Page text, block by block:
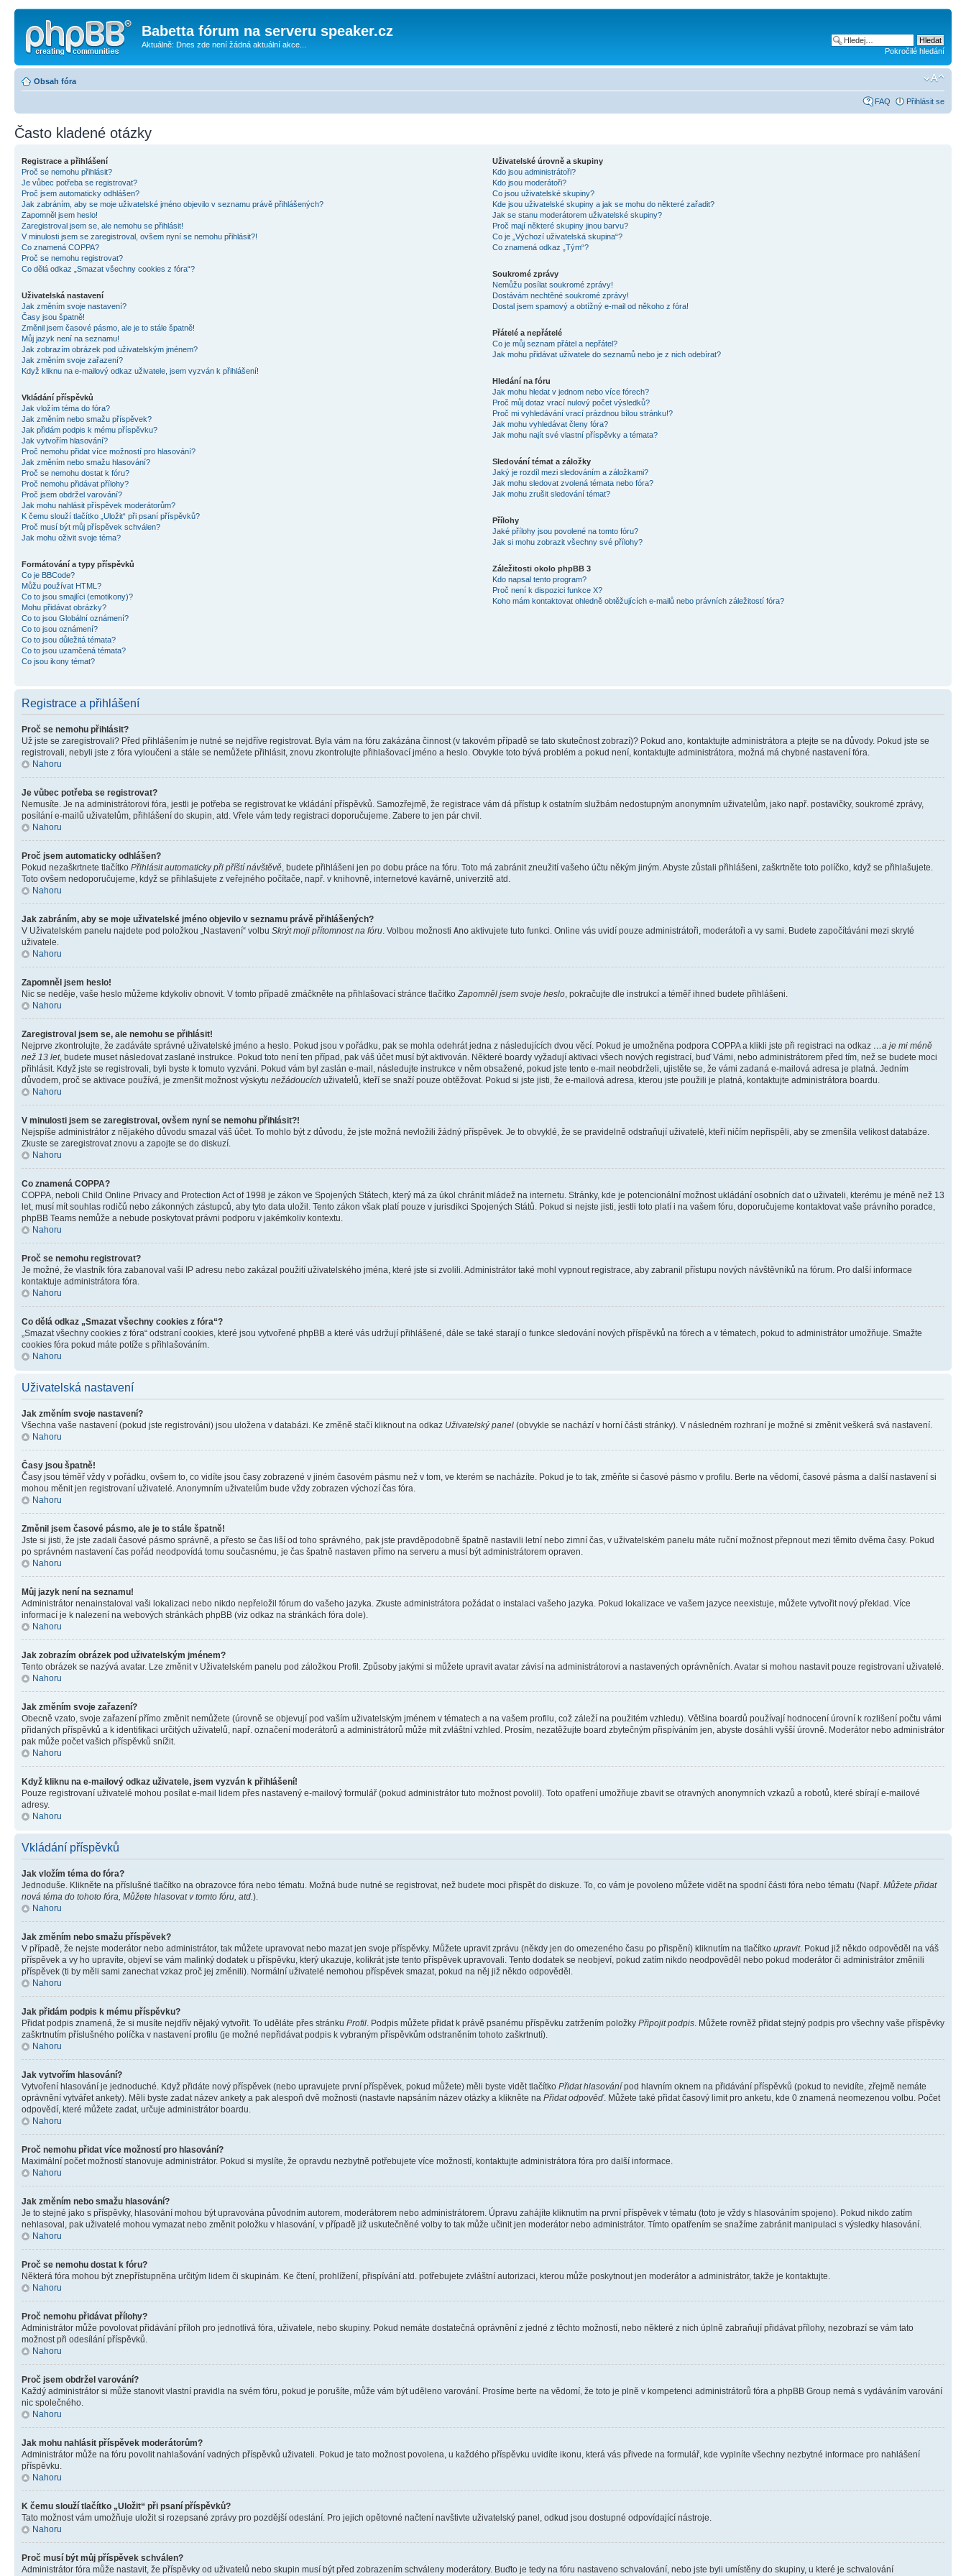
Babetta fórum na serveru speaker.cz
Aktuálně: Dnes zde není žádná aktuální akce...
Pokročilé hledání
Obsah fóra
FAQ Přihlásit se
Často kladené otázky
Registrace a přihlášení
Proč se nemohu přihlásit?
Je vůbec potřeba se registrovat?
Proč jsem automaticky odhlášen?
Jak zabráním, aby se moje uživatelské jméno objevilo v seznamu právě přihlášených?
Zapomněl jsem heslo!
Zaregistroval jsem se, ale nemohu se přihlásit!
V minulosti jsem se zaregistroval, ovšem nyní se nemohu přihlásit?!
Co znamená COPPA?
Proč se nemohu registrovat?
Co dělá odkaz „Smazat všechny cookies z fóra“?
Uživatelská nastavení
Jak změním svoje nastavení?
Časy jsou špatně!
Změnil jsem časové pásmo, ale je to stále špatně!
Můj jazyk není na seznamu!
Jak zobrazím obrázek pod uživatelským jménem?
Jak změním svoje zařazení?
Když kliknu na e-mailový odkaz uživatele, jsem vyzván k přihlášení!
Vkládání příspěvků
Jak vložím téma do fóra?
Jak změním nebo smažu příspěvek?
Jak přidám podpis k mému příspěvku?
Jak vytvořím hlasování?
Proč nemohu přidat více možností pro hlasování?
Jak změním nebo smažu hlasování?
Proč se nemohu dostat k fóru?
Proč nemohu přidávat přílohy?
Proč jsem obdržel varování?
Jak mohu nahlásit příspěvek moderátorům?
K čemu slouží tlačítko „Uložit“ při psaní příspěvků?
Proč musí být můj příspěvek schválen?
Jak mohu oživit svoje téma?
Formátování a typy příspěvků
Co je BBCode?
Můžu používat HTML?
Co to jsou smajlíci (emotikony)?
Mohu přidávat obrázky?
Co to jsou Globální oznámení?
Co to jsou oznámení?
Co to jsou důležitá témata?
Co to jsou uzamčená témata?
Co jsou ikony témat?
Uživatelské úrovně a skupiny
Kdo jsou administrátoři?
Kdo jsou moderátoři?
Co jsou uživatelské skupiny?
Kde jsou uživatelské skupiny a jak se mohu do některé zařadit?
Jak se stanu moderátorem uživatelské skupiny?
Proč mají některé skupiny jinou barvu?
Co je „Výchozí uživatelská skupina“?
Co znamená odkaz „Tým“?
Soukromé zprávy
Nemůžu posílat soukromé zprávy!
Dostávám nechtěné soukromé zprávy!
Dostal jsem spamový a obtížný e-mail od někoho z fóra!
Přátelé a nepřátelé
Co je můj seznam přátel a nepřátel?
Jak mohu přidávat uživatele do seznamů nebo je z nich odebírat?
Hledání na fóru
Jak mohu hledat v jednom nebo více fórech?
Proč můj dotaz vrací nulový počet výsledků?
Proč mi vyhledávání vrací prázdnou bílou stránku!?
Jak mohu vyhledávat členy fóra?
Jak mohu najít své vlastní příspěvky a témata?
Sledování témat a záložky
Jaký je rozdíl mezi sledováním a záložkami?
Jak mohu sledovat zvolená témata nebo fóra?
Jak mohu zrušit sledování témat?
Přílohy
Jaké přílohy jsou povolené na tomto fóru?
Jak si mohu zobrazit všechny své přílohy?
Záležitosti okolo phpBB 3
Kdo napsal tento program?
Proč není k dispozici funkce X?
Koho mám kontaktovat ohledně obtěžujících e-mailů nebo právních záležitostí fóra?
Registrace a přihlášení
Proč se nemohu přihlásit?
Už jste se zaregistrovali? Před přihlášením je nutné se nejdříve registrovat. Byla vám na fóru zakázána činnost (v takovém případě se tato skutečnost zobrazí)? Pokud ano, kontaktujte administrátora a ptejte se na důvody. Pokud jste se
registrovali, nebyli jste z fóra vyloučeni a stále se nemůžete přihlásit, znovu zkontrolujte přihlašovací jméno a heslo. Obvykle toto bývá problém a pokud není, kontaktujte administrátora, možná má chybné nastavení fóra.
Nahoru
Je vůbec potřeba se registrovat?
Nemusíte. Je na administrátorovi fóra, jestli je potřeba se registrovat ke vkládání příspěvků. Samozřejmě, že registrace vám dá přístup k ostatním službám nedostupným anonymním uživatelům, jako např. postavičky, soukromé zprávy,
posílání e-mailů uživatelům, přihlášení do skupin, atd. Vřele vám tedy registraci doporučujeme. Zabere to jen pár chvil.
Nahoru
Proč jsem automaticky odhlášen?
Pokud nezaškrtnete tlačítko Přihlásit automaticky při příští návštěvě , budete přihlášeni jen po dobu práce na fóru. Toto má zabránit zneužití vašeho účtu někým jiným. Abyste zůstali přihlášeni, zaškrtněte toto políčko, když se přihlašujete.
Toto ovšem nedoporučujeme, když se přihlašujete z veřejného počítače, např. v knihovně, internetové kavárně, univerzitě atd.
Nahoru
Jak zabráním, aby se moje uživatelské jméno objevilo v seznamu právě přihlášených?
V Uživatelském panelu najdete pod položkou „Nastavení“ volbu Skrýt moji přítomnost na fóru . Volbou možnosti Ano aktivujete tuto funkci. Online vás uvidí pouze administrátoři, moderátoři a vy sami. Budete započítáváni mezi skryté
uživatele.
Nahoru
Zapomněl jsem heslo!
Nic se neděje, vaše heslo můžeme kdykoliv obnovit. V tomto případě zmáčkněte na přihlašovací stránce tlačítko Zapomněl jsem svoje heslo , pokračujte dle instrukcí a téměř ihned budete přihlášeni.
Nahoru
Zaregistroval jsem se, ale nemohu se přihlásit!
Nejprve zkontrolujte, že zadáváte správné uživatelské jméno a heslo. Pokud jsou v pořádku, pak se mohla odehrát jedna z následujících dvou věcí. Pokud je umožněna podpora COPPA a klikli jste při registraci na odkaz …a je mi méně
než 13 let, budete muset následovat zaslané instrukce. Pokud toto není ten případ, pak váš účet musí být aktivován. Některé boardy vyžadují aktivaci všech nových registrací, buď Vámi, nebo administrátorem před tím, než se budete moci
přihlásit. Když jste se registrovali, byli byste k tomuto vyzváni. Pokud vám byl zaslán e-mail, následujte instrukce v něm obsažené, pokud jste tento e-mail neobdrželi, ujistěte se, že vámi zadaná e-mailová adresa je platná. Jedním
důvodem, proč se aktivace používá, je zmenšit možnost výskytu nežádoucích uživatelů, kteří se snaží pouze obtěžovat. Pokud si jste jisti, že e-mailová adresa, kterou jste použili je platná, kontaktujte administrátora boardu.
Nahoru
V minulosti jsem se zaregistroval, ovšem nyní se nemohu přihlásit?!
Nejspíše administrátor z nějakého důvodu smazal váš účet. To mohlo být z důvodu, že jste možná nevložili žádný příspěvek. Je to obvyklé, že se pravidelně odstraňují uživatelé, kteří ničím nepřispěli, aby se zmenšila velikost databáze.
Zkuste se zaregistrovat znovu a zapojte se do diskuzí.
Nahoru
Co znamená COPPA?
COPPA, neboli Child Online Privacy and Protection Act of 1998 je zákon ve Spojených Státech, který má za úkol chránit mládež na internetu. Stránky, kde je potencionální možnost ukládání osobních dat o uživateli, kterému je méně než 13
let, musí mít souhlas rodičů nebo zákonných zástupců, aby tyto data uložil. Tento zákon však platí pouze v jurisdikci Spojených Států. Pokud si nejste jisti, jestli toto platí i na vašem fóru, doporučujeme kontaktovat vaše právního poradce,
phpBB Teams nemůže a nebude poskytovat právni podporu v jakémkoliv kontextu.
Nahoru
Proč se nemohu registrovat?
Je možné, že vlastník fóra zabanoval vaši IP adresu nebo zakázal použití uživatelského jména, které jste si zvolili. Administrátor také mohl vypnout registrace, aby zabranil přístupu nových návštěvníků na fórum. Pro další informace
kontaktuje administrátora fóra.
Nahoru
Co dělá odkaz „Smazat všechny cookies z fóra“?
„Smazat všechny cookies z fóra“ odstraní cookies, které jsou vytvořené phpBB a které vás udržují přihlášené, dále se také starají o funkce sledování nových příspěvků na fórech a v tématech, pokud to administrátor umožňuje. Smažte
cookies fóra pokud máte potíže s přihlašováním.
Nahoru
Uživatelská nastavení
Jak změním svoje nastavení?
Všechna vaše nastavení (pokud jste registrováni) jsou uložena v databázi. Ke změně stačí kliknout na odkaz Uživatelský panel (obvykle se nachází v horní části stránky). V následném rozhraní je možné si změnit veškerá svá nastavení.
Nahoru
Časy jsou špatně!
Časy jsou téměř vždy v pořádku, ovšem to, co vidíte jsou časy zobrazené v jiném časovém pásmu než v tom, ve kterém se nacházíte. Pokud je to tak, změňte si časové pásmo v profilu. Berte na vědomí, časové pásma a další nastavení si
mohou měnit jen registrovaní uživatelé. Anonymním uživatelům bude vždy zobrazen výchozí čas fóra.
Nahoru
Změnil jsem časové pásmo, ale je to stále špatně!
Jste si jisti, že jste zadali časové pásmo správně, a přesto se čas liší od toho správného, pak jste pravděpodobně špatně nastavili letní nebo zimní čas, v uživatelském panelu máte ruční možnost přepnout mezi těmito dvěma časy. Pokud
po správném nastavení čas pořád neodpovídá tomu současnému, je čas špatně nastaven přímo na serveru a musí být administrátorem opraven.
Nahoru
Můj jazyk není na seznamu!
Administrátor nenainstaloval vaši lokalizaci nebo nikdo nepřeložil fórum do vašeho jazyka. Zkuste administrátora požádat o instalaci vašeho jazyka. Pokud lokalizace ve vašem jazyce neexistuje, můžete vytvořit nový překlad. Více
informací je k nalezení na webových stránkách phpBB (viz odkaz na stránkách fóra dole).
Nahoru
Jak zobrazím obrázek pod uživatelským jménem?
Tento obrázek se nazývá avatar. Lze změnit v Uživatelském panelu pod záložkou Profil. Způsoby jakými si můžete upravit avatar závisí na administrátorovi a nastavených oprávněních. Avatar si mohou nastavit pouze registrovaní uživatelé.
Nahoru
Jak změním svoje zařazení?
Obecně vzato, svoje zařazení přímo změnit nemůžete (úrovně se objevují pod vaším uživatelským jménem v tématech a na vašem profilu, což záleží na použitém vzhledu). Většina boardů používají hodnocení úrovní k rozlišení počtu vámi
přidaných příspěvků a k identifikaci určitých uživatelů, např. označení moderátorů a administrátorů může mít zvláštní vzhled. Prosím, nezatěžujte board zbytečným přispíváním jen, abyste dosáhli vyšší úrovně. Moderátor nebo administrátor
pak může počet vašich příspěvků snížit.
Nahoru
Když kliknu na e-mailový odkaz uživatele, jsem vyzván k přihlášení!
Pouze registrovaní uživatelé mohou posílat e-mail lidem přes nastavený e-mailový formulář (pokud administrátor tuto možnost povolil). Toto opatření umožňuje zbavit se otravných anonymních vzkazů a robotů, které sbírají e-mailové
adresy.
Nahoru
Vkládání příspěvků
Jak vložím téma do fóra?
Jednoduše. Klikněte na příslušné tlačítko na obrazovce fóra nebo tématu. Možná bude nutné se registrovat, než budete moci přispět do diskuze. To, co vám je povoleno můžete vidět na spodní části fóra nebo tématu (Např. Můžete přidat
nová téma do tohoto fóra, Můžete hlasovat v tomto fóru, atd. ).
Nahoru
Jak změním nebo smažu příspěvek?
V případě, že nejste moderátor nebo administrátor, tak můžete upravovat nebo mazat jen svoje příspěvky. Můžete upravit zprávu (někdy jen do omezeného času po přispění) kliknutím na tlačítko upravit. Pokud již někdo odpověděl na váš
příspěvek a vy ho upravíte, objeví se vám malinký dodatek u příspěvku, který ukazuje, kolikrát jste tento příspěvek upravovali. Tento dodatek se neobjeví, pokud zatím nikdo neodpověděl nebo pokud moderátor či administrátor změnili
příspěvek (ti by měli sami zanechat vzkaz proč jej změnili). Normální uživatelé nemohou příspěvek smazat, pokud na něj již někdo odpověděl.
Nahoru
Jak přidám podpis k mému příspěvku?
Přidat podpis znamená, že si musíte nejdřív nějaký vytvořit. To uděláte přes stránku Profil . Podpis můžete přidat k právě psanému příspěvku zatržením položky Připojit podpis . Můžete rovněž přidat stejný podpis pro všechny vaše příspěvky
zaškrtnutím příslušného políčka v nastavení profilu (je možné nepřidávat podpis k vybraným příspěvkům odstraněním tohoto zaškrtnutí).
Nahoru
Jak vytvořím hlasování?
Vytvoření hlasování je jednoduché. Když přidáte nový příspěvek (nebo upravujete první příspěvek, pokud můžete) měli byste vidět tlačítko Přidat hlasovánípod hlavním oknem na přidávání příspěvků (pokud to nevidíte, zřejmě nemáte
oprávnění vytvářet ankety). Měli byste zadat název ankety a pak alespoň dvě možnosti (nastavte napsáním název otázky a klikněte na Přidat odpověď. Můžete také přidat časový limit pro anketu, kde 0 znamená neomezenou volbu. Počet
odpovědí, které můžete zadat, určuje administrátor boardu.
Nahoru
Proč nemohu přidat více možností pro hlasování?
Maximální počet možností stanovuje administrátor. Pokud si myslíte, že opravdu nezbytně potřebujete více možností, kontaktujte administrátora fóra pro další informace.
Nahoru
Jak změním nebo smažu hlasování?
Je to stejné jako s příspěvky, hlasování mohou být upravována původním autorem, moderátorem nebo administrátorem. Úpravu zahájíte kliknutím na první příspěvek v tématu (toto je vždy s hlasováním spojeno). Pokud nikdo zatím
nehlasoval, pak uživatelé mohou vymazat nebo změnit položku v hlasování, v případě již uskutečněné volby to tak může učinit jen moderátor nebo administrátor. Tímto opatřením se snažíme zabránit manipulaci s výsledky hlasování.
Nahoru
Proč se nemohu dostat k fóru?
Některá fóra mohou být znepřístupněna určitým lidem či skupinám. Ke čtení, prohlížení, přispívání atd. potřebujete zvláštní autorizaci, kterou může poskytnout jen moderátor a administrátor, takže je kontaktujte.
Nahoru
Proč nemohu přidávat přílohy?
Administrátor může povolovat přidávání příloh pro jednotlivá fóra, uživatele, nebo skupiny. Pokud nemáte dostatečná oprávnění z jedné z těchto možností, nebo některé z nich úplně zabraňují přidávat přílohy, nezobrazí se vám tato
možnost při odesílání příspěvků.
Nahoru
Proč jsem obdržel varování?
Každý administrátor si může stanovit vlastní pravidla na svém fóru, pokud je porušíte, může vám být uděleno varování. Prosíme berte na vědomí, že toto je plně v kompetenci administrátorů fóra a phpBB Group nemá s vydáváním varování
nic společného.
Nahoru
Jak mohu nahlásit příspěvek moderátorům?
Administrátor může na fóru povolit nahlašování vadných příspěvků uživateli. Pokud je tato možnost povolena, u každého příspěvku uvidíte ikonu, která vás přivede na formulář, kde vyplníte všechny nezbytné informace pro nahlášení
příspěvku.
Nahoru
K čemu slouží tlačítko „Uložit“ při psaní příspěvků?
Tato možnost vám umožňuje uložit si rozepsané zprávy pro pozdější odeslání. Pro jejich opětovné načtení navštivte uživatelský panel, odkud jsou dostupné odpovídající nástroje.
Nahoru
Proč musí být můj příspěvek schválen?
Administrátor fóra může nastavit, že příspěvky od uživatelů nebo skupin musí být před zobrazením schváleny moderátory. Buďto je tedy na fóru nastaveno schvalování, nebo jste byli umístěny do skupiny, u které je schvalování